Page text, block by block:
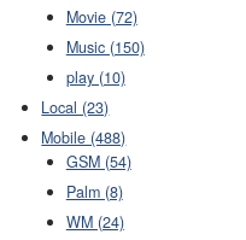
Movie (72)
Music (150)
play (10)
Local (23)
Mobile (488)
GSM (54)
Palm (8)
WM (24)